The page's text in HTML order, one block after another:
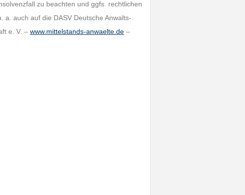
zu beachten und ggfs. rechtlichen
a. auch auf die DASV Deutsche Anwalts-
e. V. –www.mittelstands-anwaelte.de –